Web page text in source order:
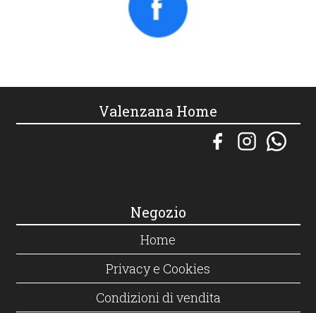
Valenzana Home
Negozio
Home
Privacy e Cookies
Condizioni di vendita